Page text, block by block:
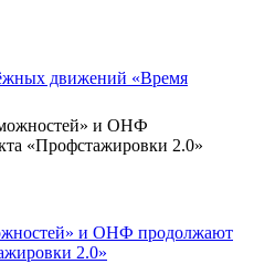
движений «Время
и ОНФ продолжают
2.0»